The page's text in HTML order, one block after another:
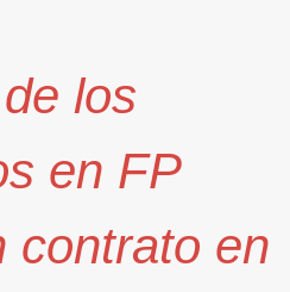
de los
en FP
contrato en